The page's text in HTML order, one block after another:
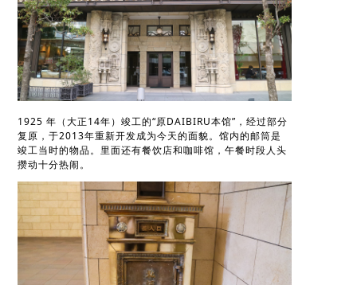
1925 年（大正14年）竣工的“原DAIBIRU本馆”，经过部分
复原，于2013年重新开发成为今天的面貌。馆内的邮筒是
竣工当时的物品。里面还有餐饮店和咖啡馆，午餐时段人头
攒动十分热闹。